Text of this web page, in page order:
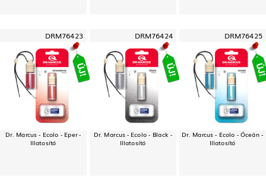
DRM76423
Dr. Marcus - Ecolo - Eper -
Illatosító
DRM76424
Dr. Marcus - Ecolo - Black -
Illatosító
DRM76425
Dr. Marcus - Ecolo - Óceán -
Illatosító